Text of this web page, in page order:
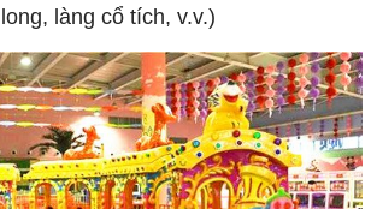
làng cổ tích, v.v.)